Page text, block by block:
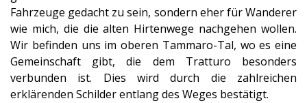
Fahrzeuge gedacht zu sein, sondern eher für Wanderer
wie mich, die die alten Hirtenwege nachgehen wollen.
Wir befinden uns im oberen Tammaro-Tal, wo es eine
Gemeinschaft gibt, die dem Tratturo besonders
verbunden ist. Dies wird durch die zahlreichen
erklärenden Schilder entlang des Weges bestätigt.